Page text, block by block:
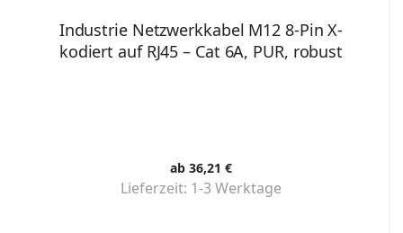
Industrie Netzwerkkabel M12 8-Pin X-
kodiert auf RJ45 – Cat 6A, PUR, robust
ab 36,21 €
Lieferzeit: 1-3 Werktage